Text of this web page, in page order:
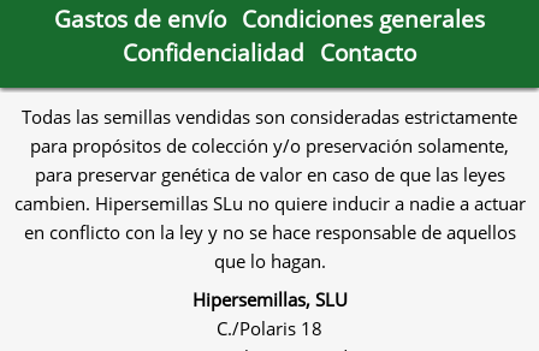
Gastos de envío Condiciones generales
Confidencialidad Contacto
Todas las semillas vendidas son consideradas estrictamente
para propósitos de colección y/o preservación solamente,
para preservar genética de valor en caso de que las leyes
cambien. Hipersemillas SLu no quiere inducir a nadie a actuar
en conflicto con la ley y no se hace responsable de aquellos
que lo hagan.
Hipersemillas, SLU
C./Polaris 18